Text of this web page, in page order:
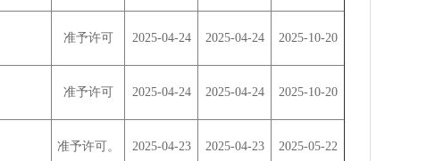
准予许可 2025-04-24 2025-04-24 2025-10-20
准予许可 2025-04-24 2025-04-24 2025-10-20
准予许可。 2025-04-23 2025-04-23 2025-05-22